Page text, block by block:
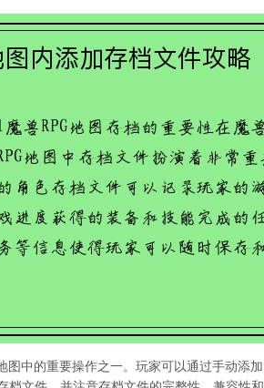
图中的重要操作之一。玩家可以通过手动添加